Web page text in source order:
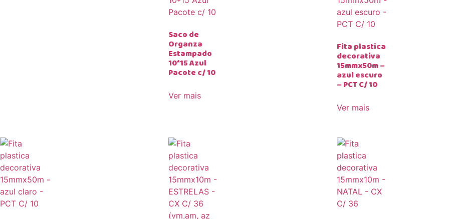
Saco de
Organza
Estampado
10*15 Azul
Pacote c/ 10
Ver mais
Fita plastica
decorativa
15mmx50m –
azul escuro
– PCT C/ 10
Ver mais